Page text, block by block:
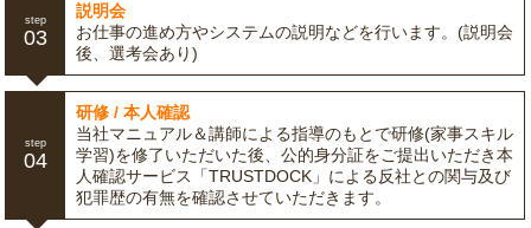
step
03
説明会
お仕事の進め方やシステムの説明などを行います。(説明会
後、選考会あり)
step
04
研修 / 本人確認
当社マニュアル＆講師による指導のもとで研修(家事スキル
学習)を修了いただいた後、公的身分証をご提出いただき本
人確認サービス「TRUSTDOCK」による反社との関与及び
犯罪歴の有無を確認させていただきます。